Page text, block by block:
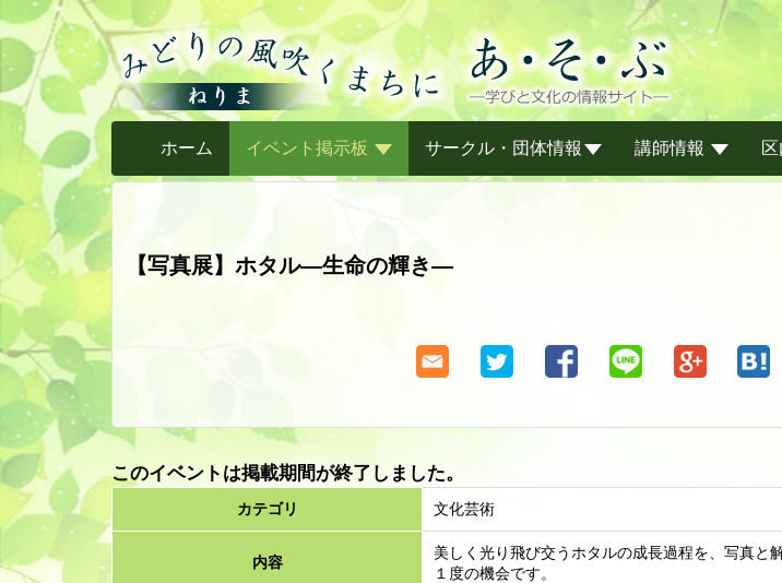
ホーム イベント掲示板 サークル・団体情報 講師情報
【写真展】ホタル―生命の輝き―
このイベントは掲載期間が終了しました。
カテゴリ 文化芸術
内容
美しく光り飛び交うホタルの成長過程を、写真と
１度の機会です。